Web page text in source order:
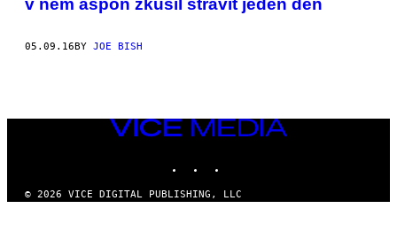
v něm aspoň zkusil strávit jeden den
05.09.16BY JOE BISH
VICE
MEDIA
© 2026 VICE DIGITAL PUBLISHING, LLC